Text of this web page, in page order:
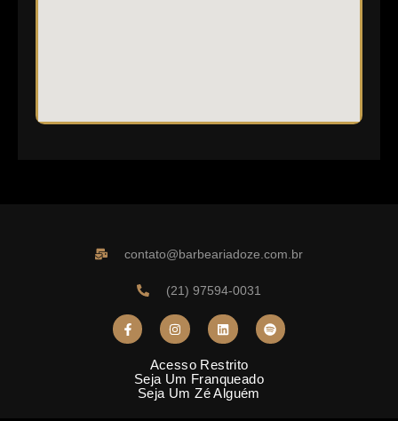
contato@barbeariadoze.com.br
(21) 97594-0031
Acesso Restrito
Seja Um Franqueado
Seja Um Zé Alguém